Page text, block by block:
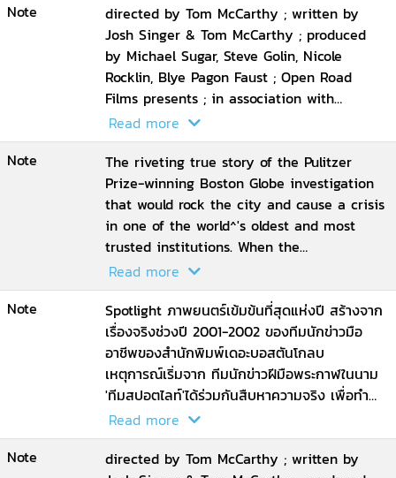
Note
directed by Tom McCarthy ; written by
Josh Singer & Tom McCarthy ; produced
by Michael Sugar, Steve Golin, Nicole
Rocklin, Blye Pagon Faust ; Open Road
Films presents ; in association with
Participant Media and First Look Media ;
an Anonymous Content production ; a
Rocklin
Read more
Note
The riveting true story of the Pulitzer
Prize-winning Boston Globe investigation
that would rock the city and cause a crisis
in one of the world^'s oldest and most
trusted institutions. When the
newspaper^'s tenacious ^'Spotlight^' team
of reporters delve into allegations of
abuse in the Catholic Church, their year-
long investigation uncovers a decades-long
cover-up at the highest levels of Boston^'s
religious, legal, and government
establishment
Read more
Note
Spotlight ภาพยนตร์เข้มข้นที่สุดแห่งปี สร้างจาก
เรื่องจริงช่วงปี 2001-2002 ของทีมนักข่าวมือ
อาชีพของสำนักพิมพ์เดอะบอสตันโกลบ
เหตุการณ์เริ่มจาก ทีมนักข่าวฝีมือพระกาฬในนาม
'ทีมสปอตไลท์'ได้ร่วมกันสืบหาความจริง เพื่อทำ
สกู๊ปข่าวเปิดโปงคดีล่วงละเมิดทางเพศเด็กในโบสถ์
ท้องถิ่นที่ลุกลามจนสร้างความสั่นสะเทือนไปทั้ง
โลก เป็นการตีแผ่ความเน่าเฟะของสถาบันศาสนา
Read more
Note
directed by Tom McCarthy ; written by